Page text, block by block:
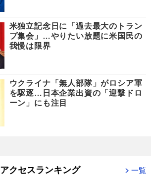
米独立記念日に「過去最大のトラン
プ集会」…やりたい放題に米国民の
我慢は限界
ウクライナ「無人部隊」がロシア軍
を駆逐…日本企業出資の「迎撃ドロ
ーン」にも注目
アクセスランキング 一覧